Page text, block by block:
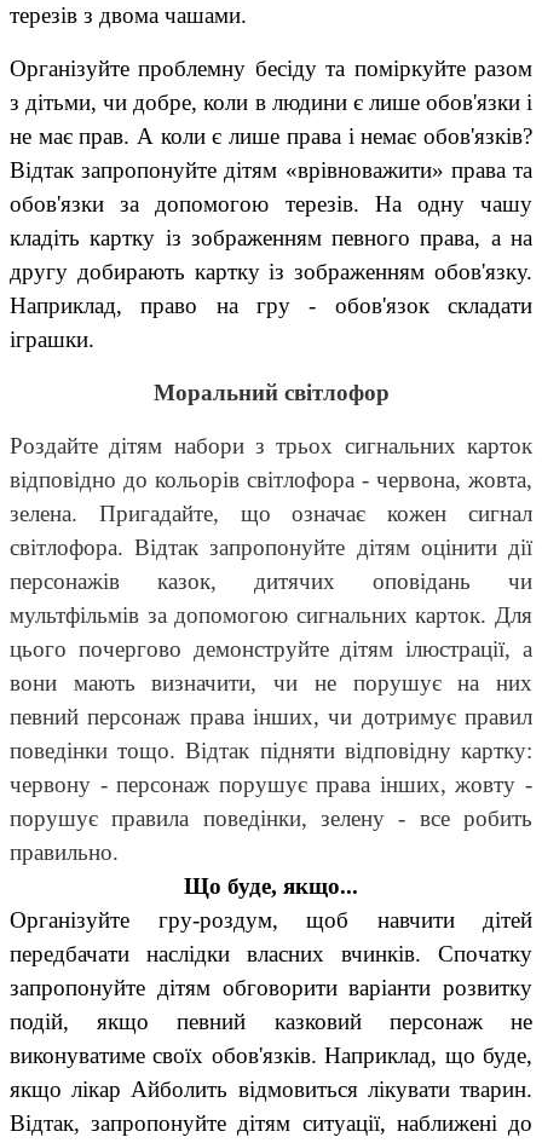
терезів з двома чашами.
Організуйте проблемну бесіду та поміркуйте разом
з дітьми, чи добре, коли в людини є лише обов'язки і
не має прав. А коли є лише права і немає обов'язків?
Відтак запропонуйте дітям «врівноважити» права та
обов'язки за допомогою терезів. На одну чашу
кладіть картку із зображенням певного права, а на
другу добирають картку із зображенням обов'язку.
Наприклад, право на гру - обов'язок складати
іграшки.
Моральний світлофор
Роздайте дітям набори з трьох сигнальних карток
відповідно до кольорів світлофора - червона, жовта,
зелена. Пригадайте, що означає кожен сигнал
світлофора. Відтак запропонуйте дітям оцінити дії
персонажів казок, дитячих оповідань чи
мультфільмів за допомогою сигнальних карток. Для
цього почергово демонструйте дітям ілюстрації, а
вони мають визначити, чи не порушує на них
певний персонаж права інших, чи дотримує правил
поведінки тощо. Відтак підняти відповідну картку:
червону - персонаж порушує права інших, жовту -
порушує правила поведінки, зелену - все робить
правильно.
Що буде, якщо...
Організуйте гру-роздум, щоб навчити дітей
передбачати наслідки власних вчинків. Спочатку
запропонуйте дітям обговорити варіанти розвитку
подій, якщо певний казковий персонаж не
виконуватиме своїх обов'язків. Наприклад, що буде,
якщо лікар Айболить відмовиться лікувати тварин.
Відтак, запропонуйте дітям ситуації, наближені до